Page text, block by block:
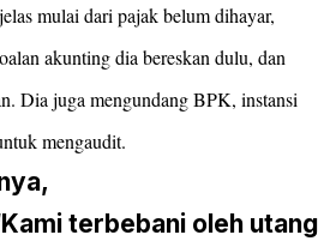
mulai dari pajak belum dihayar,
akunting dia bereskan dulu, dan
Dia juga mengundang BPK, instansi
mengaudit.
terbebani oleh